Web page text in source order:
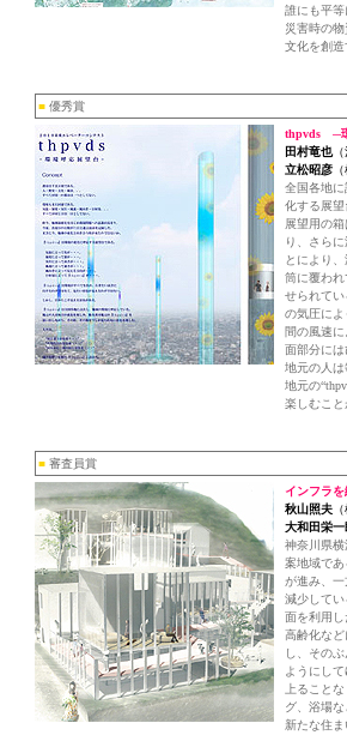
誰にも平
災害時の
文化を創
■ 優秀賞
thpvds ─
田村竜也（
立松昭彦
全国各地に
化する展
展望用の
り、さら
とにより
筒に覆われ
せられて
の気圧によ
間の風速
面部分に
地元の人は
地元の
楽しむこ
■ 審査員賞
インフラ
秋山照夫
大和田栄一
神奈川県
案地域で
が進み、
減少して
面を利用
高齢化な
し、その
ようにし
上ること
グ、浴場
新たな住